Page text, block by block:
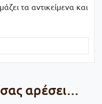
τα αντικείμενα και
αρέσει…